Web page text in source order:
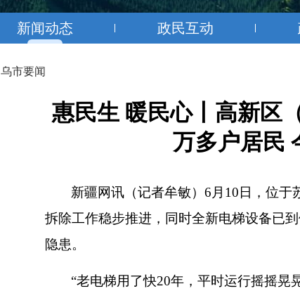
新闻动态 政民互动
乌市要闻
惠民生 暖民心丨高新区
万多户居民
新疆网讯（记者牟敏）6月10日，位
拆除工作稳步推进，同时全新电梯设备已
隐患。
“老电梯用了快20年，平时运行摇摇晃